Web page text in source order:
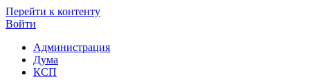
Перейти к контенту
Войти
Администрация
Дума
КСП